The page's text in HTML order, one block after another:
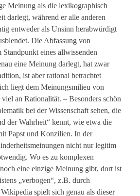
Meinung als die lexikographisch
darlegt, während er alle anderen
entweder als Unsinn herabwürdigt
Die Abfassung von
eines allwissenden
eine Meinung darlegt, hat zwar
ist aber rational betrachtet
liegt dem Meinungsmilieu von
an Rationalität. – Besonders schön
bei der Wissenschaft sehen, die
der Wahrheit“ kennt, wie etwa die
Papst und Konzilien. In der
nicht nur legitim
Wo es zu komplexen
eine einzige Meinung gibt, dort ist
„verbogen“, z.B. durch
spielt sich genau als dieser